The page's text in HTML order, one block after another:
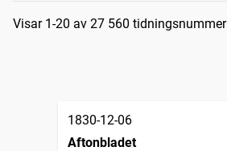
Sökresultat
Visar 1-20 av 27 560 tidningsnummer
1830-12-06
Aftonbladet